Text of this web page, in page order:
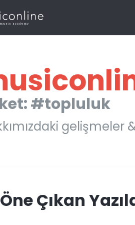
#topluluk
Öne Çıkan